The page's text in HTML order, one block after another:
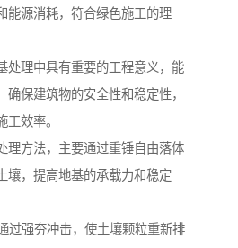
能源消耗，符合绿色施工的理
处理中具有重要的工程意义，能
确保建筑物的安全性和稳定性，
工效率。
理方法，主要通过重锤自由落体
壤，提高地基的承载力和稳定
过强夯冲击，使土壤颗粒重新排